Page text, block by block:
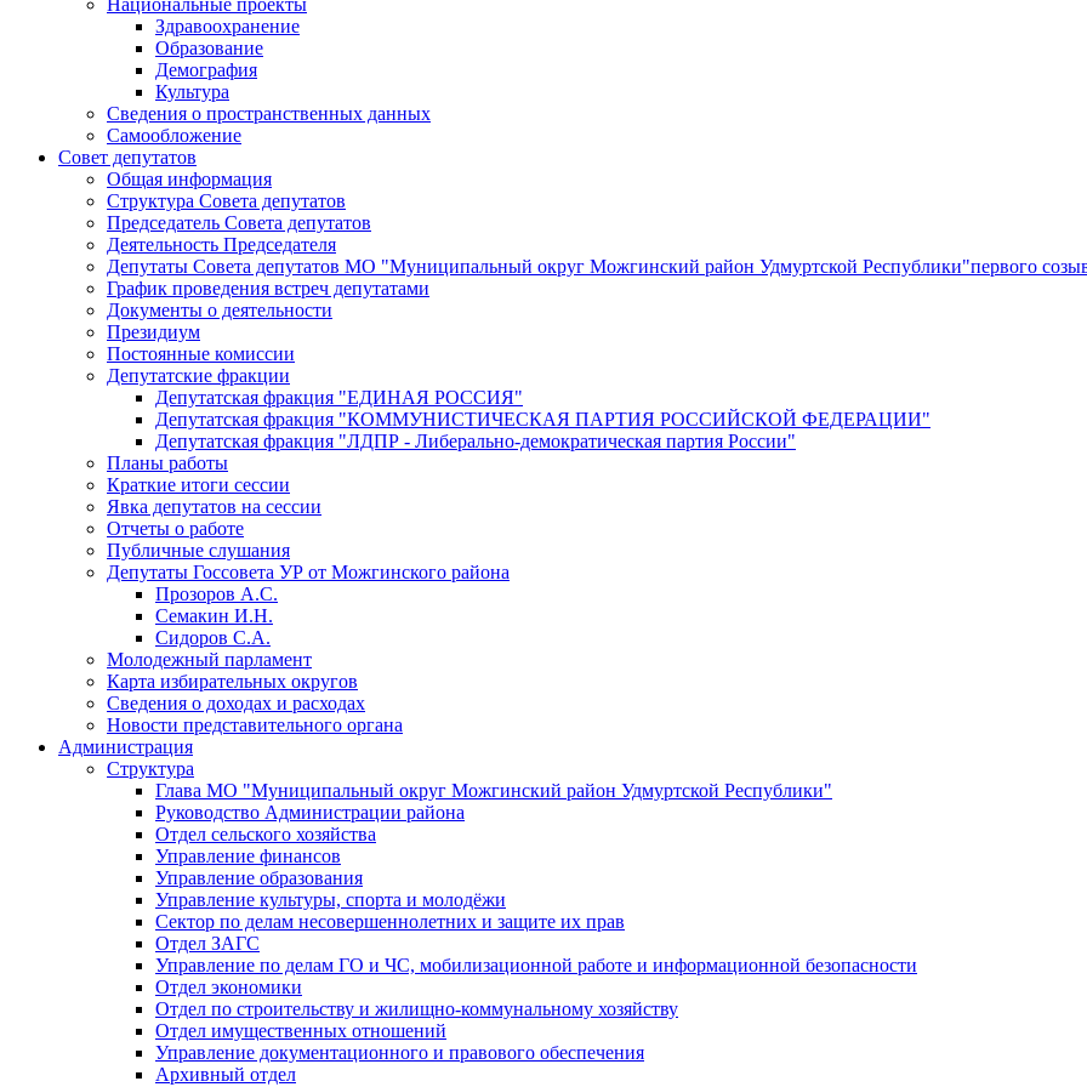
Здравоохранение
Образование
Демография
Культура
Сведения о пространственных данных
Самообложение
Совет депутатов
Общая информация
Структура Совета депутатов
Председатель Совета депутатов
Деятельность Председателя
Депутаты Совета депутатов МО "Муниципальный округ Можгинский район Удмуртской Республики"первого
График проведения встреч депутатами
Документы о деятельности
Президиум
Постоянные комиссии
Депутатские фракции
Депутатская фракция "ЕДИНАЯ РОССИЯ"
Депутатская фракция "КОММУНИСТИЧЕСКАЯ ПАРТИЯ РОССИЙСКОЙ ФЕДЕРАЦИИ"
Депутатская фракция "ЛДПР - Либерально-демократическая партия России"
Планы работы
Краткие итоги сессии
Явка депутатов на сессии
Отчеты о работе
Публичные слушания
Депутаты Госсовета УР от Можгинского района
Прозоров А.С.
Семакин И.Н.
Сидоров С.А.
Молодежный парламент
Карта избирательных округов
Сведения о доходах и расходах
Новости представительного органа
Администрация
Структура
Глава МО "Муниципальный округ Можгинский район Удмуртской Республики"
Руководство Администрации района
Отдел сельского хозяйства
Управление финансов
Управление образования
Управление культуры, спорта и молодёжи
Сектор по делам несовершеннолетних и защите их прав
Отдел ЗАГС
Управление по делам ГО и ЧС, мобилизационной работе и информационной безопасности
Отдел экономики
Отдел по строительству и жилищно-коммунальному хозяйству
Отдел имущественных отношений
Управление документационного и правового обеспечения
Архивный отдел